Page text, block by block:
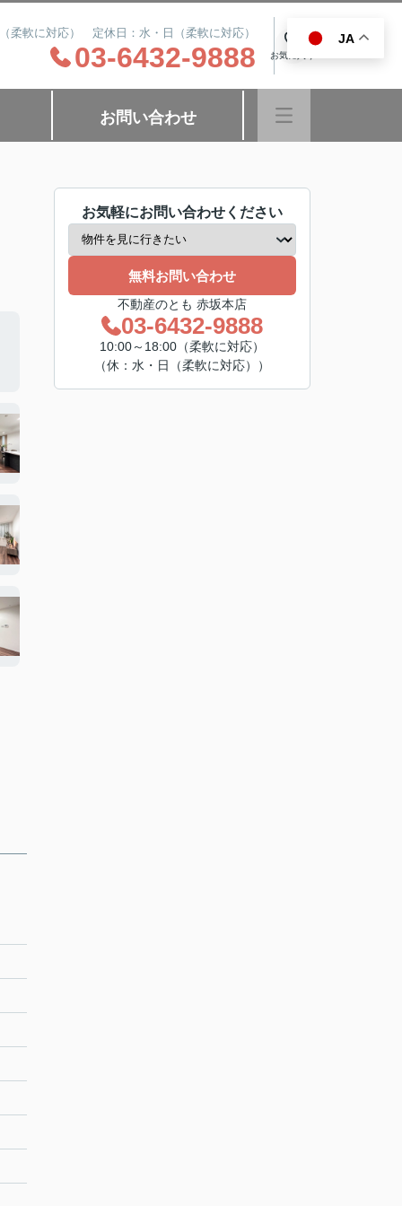
柔軟に対応） 定休日：水・日（柔軟に対応）
03-6432-9888 お気に入り
お問い合わせ
お気軽にお問い合わせください
無料お問い合わせ
不動産のとも 赤坂本店
03-6432-9888
10:00～18:00（柔軟に対応）
（休：水・日（柔軟に対応））
JA